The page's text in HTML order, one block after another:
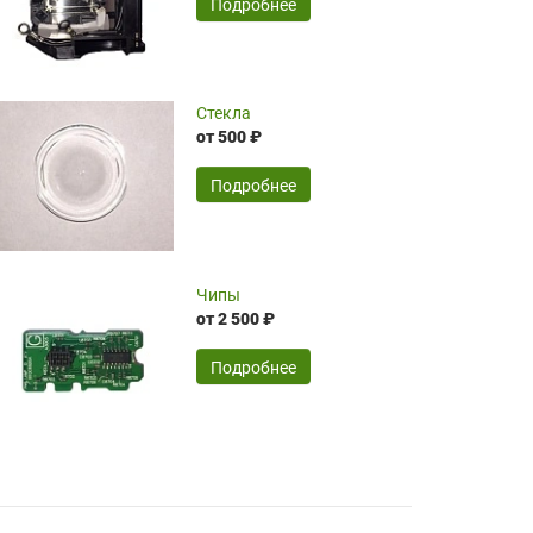
оптимизированной стоимости, чему
чрезмерно благодарны!)))
24.04.2026
широкий ассортимент ламп, как оригиналов,
так и аналогов.Быстрое оформление и
передача в доставку, приемлемые цены. Мне
понравилось.
Читать полностью
16.04.2026
Подробнее
Стекла
от 500 ₽
Подробнее
Чипы
от 2 500 ₽
Подробнее